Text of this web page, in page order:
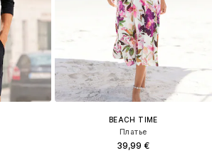
BEACH TIME
Платье
39,99 €